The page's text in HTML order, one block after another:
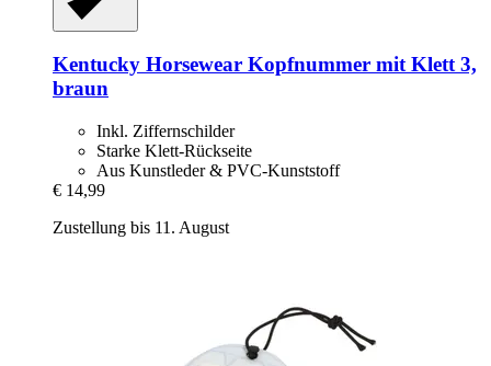
Kentucky Horsewear Kopfnummer mit Klett 3,
braun
Inkl. Ziffernschilder
Starke Klett-Rückseite
Aus Kunstleder & PVC-Kunststoff
€ 14,99
Zustellung bis 11. August